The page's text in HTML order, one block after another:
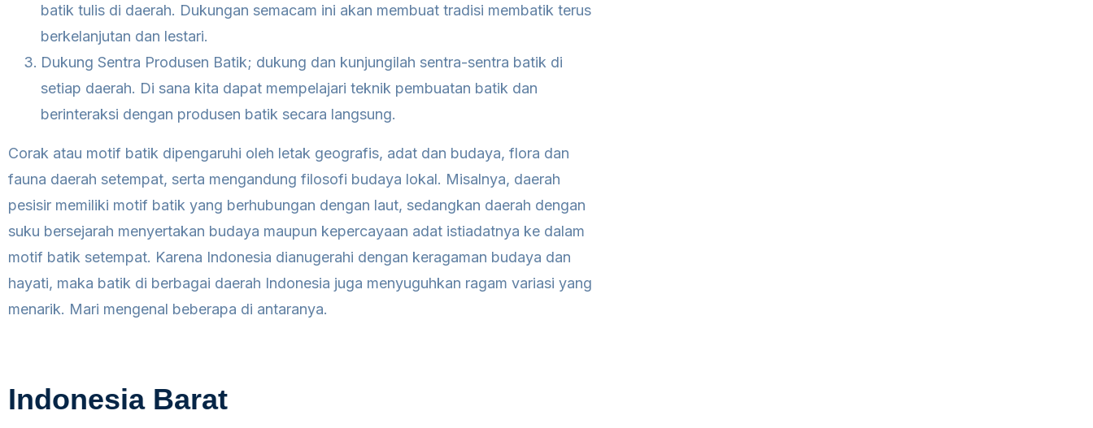
batik tulis di daerah. Dukungan semacam ini akan membuat tradisi membatik terus
berkelanjutan dan lestari.
Dukung Sentra Produsen Batik; dukung dan kunjungilah sentra-sentra batik di
setiap daerah. Di sana kita dapat mempelajari teknik pembuatan batik dan
berinteraksi dengan produsen batik secara langsung.
Corak atau motif batik dipengaruhi oleh letak geografis, adat dan budaya, flora dan
fauna daerah setempat, serta mengandung filosofi budaya lokal. Misalnya, daerah
pesisir memiliki motif batik yang berhubungan dengan laut, sedangkan daerah dengan
suku bersejarah menyertakan budaya maupun kepercayaan adat istiadatnya ke dalam
motif batik setempat. Karena Indonesia dianugerahi dengan keragaman budaya dan
hayati, maka batik di berbagai daerah Indonesia juga menyuguhkan ragam variasi yang
menarik. Mari mengenal beberapa di antaranya.
Indonesia Barat